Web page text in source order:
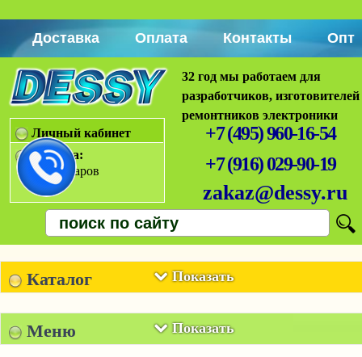
Доставка Оплата Контакты Опт
32 год мы работаем для
разработчиков,
ремонтников электроники
+7 (495) 960-16-54
+7 (916) 029-90-19
zakaz@dessy.ru
Личный кабинет
Корзина:
Нет товаров
Показать
Каталог
Показать
Меню